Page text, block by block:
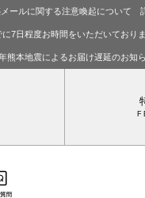
メールに関する注意喚起について
7日程度お時間をいただいており
熊本地震によるお届け遅延のお知